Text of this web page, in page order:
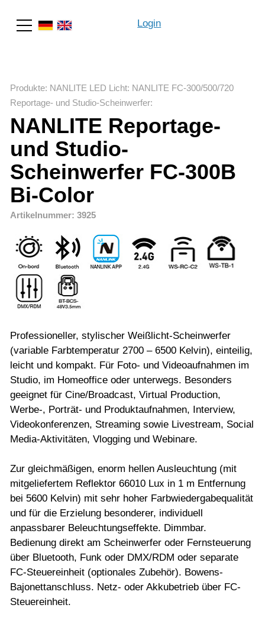
Login
Produkte: NANLITE LED Licht: NANLITE FC-300/500/720
Reportage- und Studio-Scheinwerfer:
NANLITE Reportage-
und Studio-
Scheinwerfer FC-300B
Bi-Color
Artikelnummer: 3925
Professioneller, stylischer Weißlicht-Scheinwerfer
(variable Farbtemperatur 2700 – 6500 Kelvin), einteilig,
leicht und kompakt. Für Foto- und Videoaufnahmen im
Studio, im Homeoffice oder unterwegs. Besonders
geeignet für Cine/Broadcast, Virtual Production,
Werbe-, Porträt- und Produktaufnahmen, Interview,
Videokonferenzen, Streaming sowie Livestream, Social
Media-Aktivitäten, Vlogging und Webinare.
Zur gleichmäßigen, enorm hellen Ausleuchtung (mit
mitgeliefertem Reflektor 66010 Lux in 1 m Entfernung
bei 5600 Kelvin) mit sehr hoher Farbwiedergabequalität
und für die Erzielung besonderer, individuell
anpassbarer Beleuchtungseffekte. Dimmbar.
Bedienung direkt am Scheinwerfer oder Fernsteuerung
über Bluetooth, Funk oder DMX/RDM oder separate
FC-Steuereinheit (optionales Zubehör). Bowens-
Bajonettanschluss. Netz- oder Akkubetrieb über FC-
Steuereinheit.